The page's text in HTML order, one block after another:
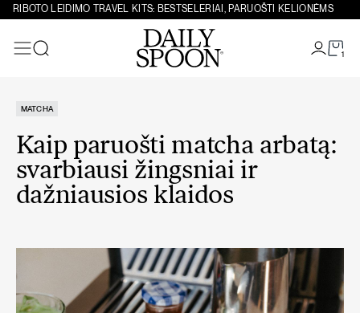
Eiti prie turinio
RIBOTO LEIDIMO TRAVEL KITS: BESTSELERIAI, PARUOŠTI KELIONĖMS
1
MATCHA
Kaip paruošti matcha arbatą:
svarbiausi žingsniai ir
dažniausios klaidos